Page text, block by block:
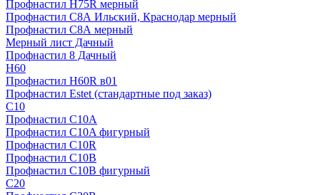
Профнастил Н75R мерный
Профнастил С8А Ильский, Краснодар мерный
Профнастил С8А мерный
Мерный лист Дачный
Профнастил 8 Дачный
Н60
Профнастил H60R в01
Профнастил Estet (стандартные под заказ)
C10
Профнастил С10A
Профнастил С10A фигурный
Профнастил С10R
Профнастил С10В
Профнастил С10В фигурный
C20